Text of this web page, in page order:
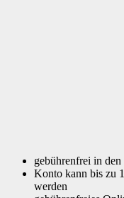
gebührenfrei in
Konto kann bis zu
werden